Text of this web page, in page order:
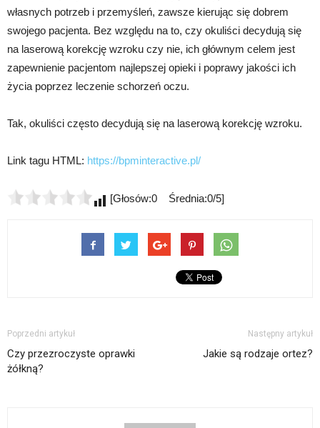
własnych potrzeb i przemyśleń, zawsze kierując się dobrem
swojego pacjenta. Bez względu na to, czy okuliści decydują się
na laserową korekcję wzroku czy nie, ich głównym celem jest
zapewnienie pacjentom najlepszej opieki i poprawy jakości ich
życia poprzez leczenie schorzeń oczu.
Tak, okuliści często decydują się na laserową korekcję wzroku.
Link tagu HTML: https://bpminteractive.pl/
[Głosów:0 Średnia:0/5]
Poprzedni artykuł
Czy przezroczyste oprawki
żółkną?
Następny artykuł
Jakie są rodzaje ortez?